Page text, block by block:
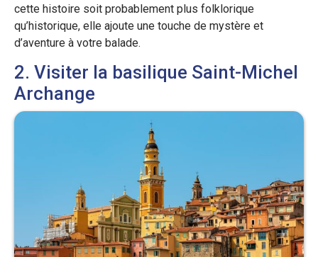
cette histoire soit probablement plus folklorique
qu’historique, elle ajoute une touche de mystère et
d’aventure à votre balade.
2. Visiter la basilique Saint-Michel
Archange